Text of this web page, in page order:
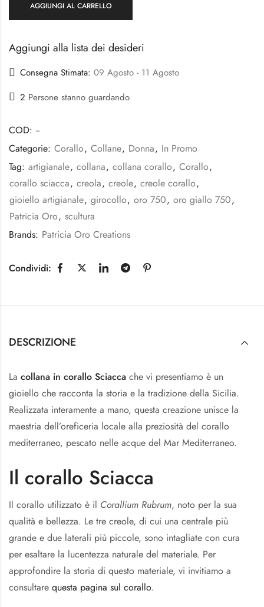
AGGIUNGI AL CARRELLO
Aggiungi alla lista dei desideri
Consegna Stimata: 09 Agosto - 11 Agosto
2 Persone stanno guardando
COD: --
Categorie: Corallo, Collane, Donna, In Promo
Tag: artigianale, collana, collana corallo, Corallo,
corallo sciacca, creola, creole, creole corallo,
gioiello artigianale, girocollo, oro 750, oro giallo 750,
Patricia Oro, scultura
Brands: Patricia Oro Creations
Condividi:
DESCRIZIONE
La collana in corallo Sciacca che vi presentiamo è un
gioiello che racconta la storia e la tradizione della Sicilia.
Realizzata interamente a mano, questa creazione unisce la
maestria dell’oreficeria locale alla preziosità del corallo
mediterraneo, pescato nelle acque del Mar Mediterraneo.
Il corallo Sciacca
Il corallo utilizzato è il Corallium Rubrum, noto per la sua
qualità e bellezza. Le tre creole, di cui una centrale più
grande e due laterali più piccole, sono intagliate con cura
per esaltare la lucentezza naturale del materiale. Per
approfondire la storia di questo materiale, vi invitiamo a
consultare questa pagina sul corallo.